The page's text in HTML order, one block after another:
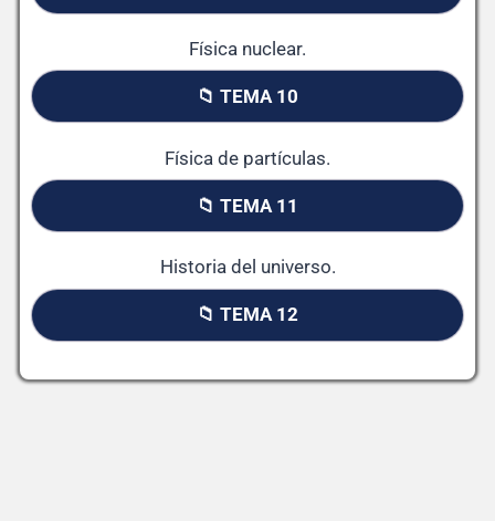
Física nuclear.
📁 TEMA 10
Física de partículas.
📁 TEMA 11
Historia del universo.
📁 TEMA 12